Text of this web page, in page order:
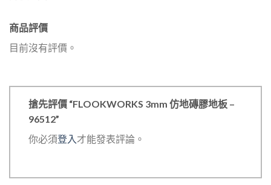
商品評價
目前沒有評價。
搶先評價 “FLOOKWORKS 3mm 仿地磚膠地板 –
96512”
你必須登入才能發表評論。